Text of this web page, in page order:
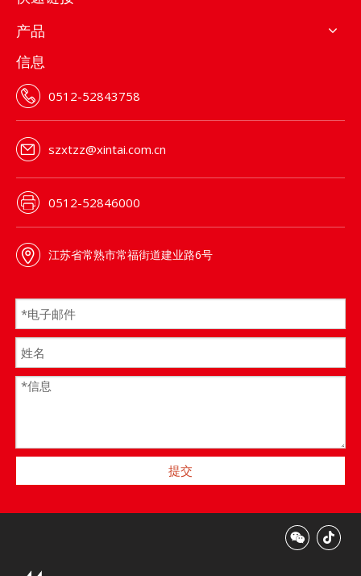
产品
信息
0512-52843758
szxtzz@xintai.com.cn
0512-52846000
江苏省常熟市常福街道建业路6号
提交